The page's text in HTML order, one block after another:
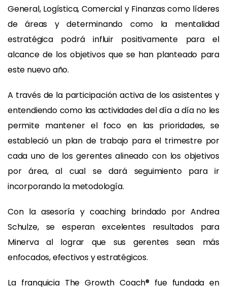
General, Logística, Comercial y Finanzas como líderes
de áreas y determinando como la mentalidad
estratégica podrá influir positivamente para el
alcance de los objetivos que se han planteado para
este nuevo año.
A través de la participación activa de los asistentes y
entendiendo como las actividades del día a día no les
permite mantener el foco en las prioridades, se
estableció un plan de trabajo para el trimestre por
cada uno de los gerentes alineado con los objetivos
por área, al cual se dará seguimiento para ir
incorporando la metodología.
Con la asesoría y coaching brindado por Andrea
Schulze, se esperan excelentes resultados para
Minerva al lograr que sus gerentes sean más
enfocados, efectivos y estratégicos.
La franquicia The Growth Coach® fue fundada en